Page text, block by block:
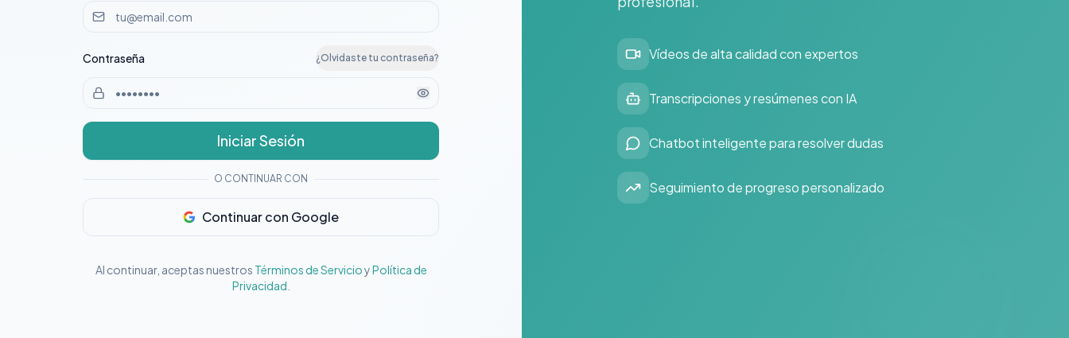
Contraseña ¿Olvidaste tu contraseña?
Iniciar Sesión
O CONTINUAR CON
Continuar con Google
Al continuar, aceptas nuestros Términos de ServicioyPolítica de
Privacidad
Vídeos de alta calidad con expertos
Transcripciones y resúmenes con IA
Chatbot inteligente para resolver dudas
Seguimiento de progreso personalizado